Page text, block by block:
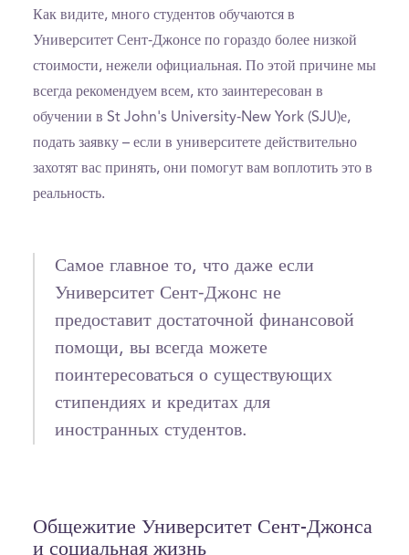
Как видите, много студентов обучаются в
Университет Сент-Джонсе по гораздо более низкой
стоимости, нежели официальная. По этой причине мы
всегда рекомендуем всем, кто заинтересован в
обучении в St John's University-New York (SJU)е,
подать заявку – если в университете действительно
захотят вас принять, они помогут вам воплотить это в
реальность.
Самое главное то, что даже если
Университет Сент-Джонс не
предоставит достаточной финансовой
помощи, вы всегда можете
поинтересоваться о существующих
стипендиях и кредитах для
иностранных студентов.
Общежитие Университет Сент-Джонса
и социальная жизнь